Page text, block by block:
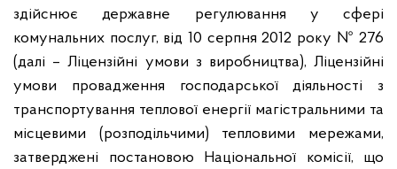
здійснює державне регулювання у сфері
комунальних послуг, від 10 серпня 2012 року № 276
(далі – Ліцензійні умови з виробництва), Ліцензійні
умови провадження господарської діяльності з
транспортування теплової енергії магістральними та
місцевими (розподільчими) тепловими мережами,
затверджені постановою Національної комісії, що